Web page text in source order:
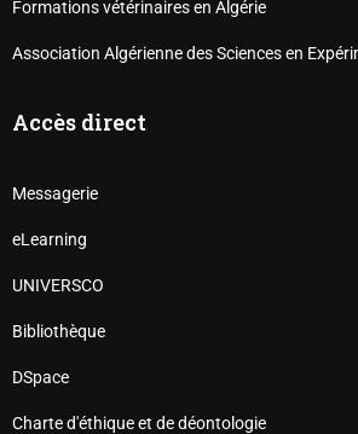
Formations vétérinaires en Algérie
Association Algérienne des Sciences en
Accès direct
Messagerie
eLearning
UNIVERSCO
Bibliothèque
DSpace
Charte d'éthique et de déontologie